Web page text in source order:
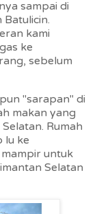
sampai di
kami
ke
sebelum
"sarapan" di
makan yang
Rumah
lu ke
untuk
Selatan